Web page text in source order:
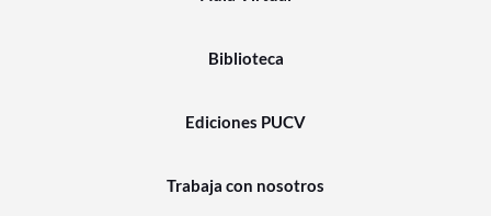
Biblioteca
Ediciones PUCV
Trabaja con nosotros